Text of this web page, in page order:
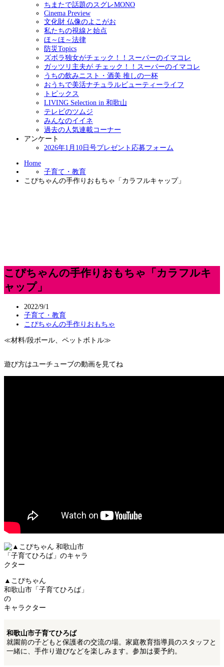
ちまたで話題のスグレMONO
Cinema Preview
文化財 仏像のよこがお
私たちの視線と始点
ほ～ほ～法律
防災Topics
ズボラ独女がチェック！！スーパーのイマコレ
ガッツリ主夫が チェック！！スーパーのイマコレ
うちの飲みニスト・酒美 推しの一杯
おうちで美活ナチュラルビューティーライフ
トピックス
LIVING Selection in 和歌山
テレビのツムジ
みんなのイイネ
過去の人気連載コーナー
アンケート
2026年1月10日号プレゼント応募フォーム
Home
子育て・教育
こぴちゃんの手作りおもちゃ「カラフルキャップ」
こぴちゃんの手作りおもちゃ「カラフルキ
ャップ」
2022/9/1
子育て・教育
こぴちゃんの手作りおもちゃ
≪材料/段ボール、ペットボトル≫
遊び方はユーチューブの動画を見てね
▲こぴちゃん
和歌山市「子育てひろば」
の
キャラクター
和歌山市子育てひろば
就園前の子どもと保護者の交流の場。家庭教育指導員のスタッフと
一緒に、手作り遊びなどを楽しみます。参加は要予約。